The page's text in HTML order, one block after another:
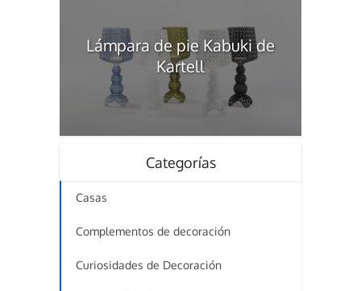
Lámpara de pie Kabuki de
Kartell
Categorías
Casas
Complementos de decoración
Curiosidades de Decoración